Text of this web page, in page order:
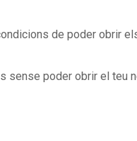
de poder obrir
sense poder obrir el teu